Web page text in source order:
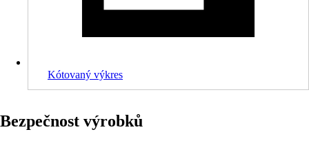
Kótovaný výkres
Bezpečnost výrobků